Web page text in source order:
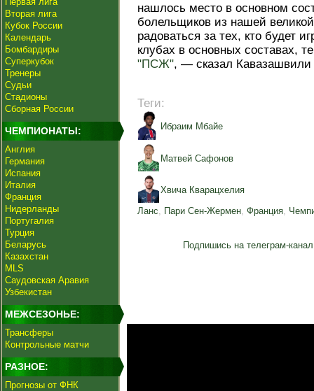
Вторая лига
Кубок России
Календарь
Бомбардиры
Суперкубок
Тренеры
Судьи
Стадионы
Сборная России
ЧЕМПИОНАТЫ:
Англия
Германия
Испания
Италия
Франция
Нидерланды
Португалия
Турция
Беларусь
Казахстан
MLS
Саудовская Аравия
Узбекистан
МЕЖСЕЗОНЬЕ:
Трансферы
Контрольные матчи
РАЗНОЕ:
Прогнозы от ФНК
нашлось место в основном
болельщиков из нашей
радоваться за тех, кто будет
клубах в основных составах,
"ПСЖ", — сказал
Теги:
Ибраим Мбайе
Матвей Сафонов
Хвича Кварацхелия
Ланс, Пари Сен-Жермен, Франция,
Подпишись на телеграм-